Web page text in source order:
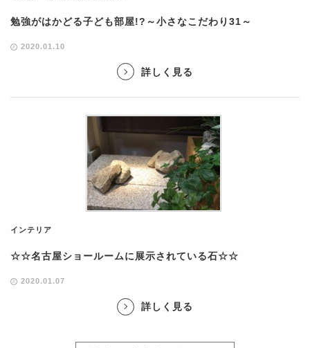
勉強がはかどる子ども部屋!?～小さなこだわり31～
2020.01.10
詳しく見る
インテリア
☆☆名古屋ショールームに展示されている石☆☆
2020.01.07
詳しく見る